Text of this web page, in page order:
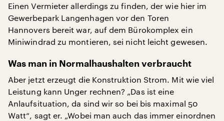
Einen Vermieter allerdings zu finden, der wie hier im
Gewerbepark Langenhagen vor den Toren
Hannovers bereit war, auf dem Bürokomplex ein
Miniwindrad zu montieren, sei nicht leicht gewesen.
Was man in Normalhaushalten verbraucht
Aber jetzt erzeugt die Konstruktion Strom. Mit wie viel
Leistung kann Unger rechnen? „Das ist eine
Anlaufsituation, da sind wir so bei bis maximal 50
Watt“, sagt er. „Wobei man auch das immer einordnen